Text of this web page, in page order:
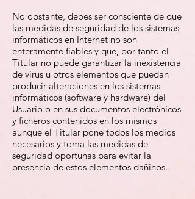
No obstante, debes ser consciente de que
las medidas de seguridad de los sistemas
informáticos en Internet no son
enteramente fiables y que, por tanto el
Titular no puede garantizar la inexistencia
de virus u otros elementos que puedan
producir alteraciones en los sistemas
informáticos (software y hardware) del
Usuario o en sus documentos electrónicos
y ficheros contenidos en los mismos
aunque el Titular pone todos los medios
necesarios y toma las medidas de
seguridad oportunas para evitar la
presencia de estos elementos dañinos.